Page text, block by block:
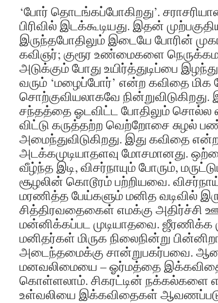
‘போர் தொடங்கப்போகிறது’.
பிரிவில் இடக்கூடியது. இதன்
இருந்தபோதிலும் இடையே போரின்
கவிஞர்; குரூர உண்மைகளை
அடுக்கும் போது உயிர்த்துடிப்பை
வரும் ‘மழைப்போர்’ என்ற கவிதை
சொற்குவியலாகவே
சந்தத்தை ஓடவிட்ட போதிலும் சொல்ல
விட்டு கருத்தற்ற வெற்றோசை சுழல்
அமைந்துவிடுகிறது. இது கவிதை என்ற
அடக்கமுடியாதளவு மோசமானது.
வீழ்ந்த இடி, விசர்நாயும் போரும்,
சூழலின் கொடூரம் பற்றியவை.
மரணித்த பேய்களும் மனித வடிவில்
சித்திரவதைகைள் எமக்கு அதிர்ச்சி
மன்னிக்கப்பட முடியாதவை. ஜீரணிக்க
மனிதர்கள் மிருக நிலைநின்று
அடைந்தமைக்கு சான்றுபகர்பவை.
மனவலிமையை – ஓர்மத்தை
கொள்ளலாம். சிகரட்டின் நக்கல்களை
உள்வலியை இக்கவிதைகள்